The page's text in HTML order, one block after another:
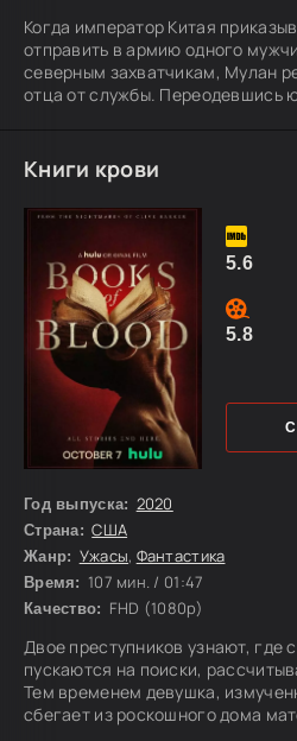
Когда император Китая
отправить в армию одного
северным захватчикам, Мулан
отца от службы. Переодевшись
талант воина. Это опасное
навсегда: она завоевывает
защитницей своей страны и
Книги крови
Год выпуска: 2020
Страна: США
Жанр: Ужасы, Фантастика
Время: 107 мин. / 01:47
Качество: FHD (1080p)
Двое преступников узнают, где
пускаются на поиски,
Тем временем девушка,
сбегает из роскошного дома
5.6
5.8